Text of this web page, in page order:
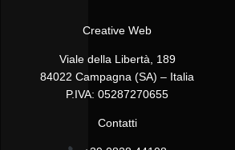
Creative Web
Viale della Libertà, 189
84022 Campagna (SA) – Italia
P.IVA: 05287270655
Contatti